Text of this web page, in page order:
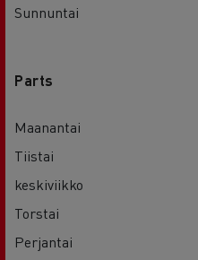
Sunnuntai
Parts
Maanantai
Tiistai
keskiviikko
Torstai
Perjantai